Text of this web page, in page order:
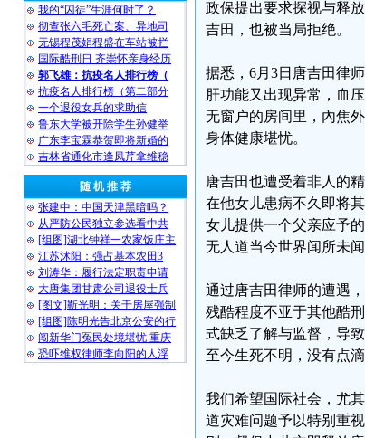
我的“囚徒”生涯何时了？
彻查张六毛死亡案、异地司
无锡程茂娟程盛在车站被拦
国际酷刑日 齐崇怀亲身经历
郭飞雄：抗疫名人排行榜（
抗疫名人排行榜（第二部分
一个退役女兵的求助信
鲁东大学被开除学生孙健举
广东李宝霖恭贺即将新婚的
吉林省通化市逢凤芹拿维稳
随 机 推 荐
张建中：中国天津黑暗吗？
从严防公民独立参选看中共
[组图]湖北钟祥一农家饭庄主
江苏沭阳：强占基本农田3
刘涛华：履行法定职责申请
大唐集团甘肃公司退役士兵
[图文]靳光明：关于房屋强制
[组图]陈明光告北京公安的行
闯新华门冤民处境堪忧 重庆
恐吓维权律师李向阳的人浮
政保提出要求探视与释
吉田，也被当局拒绝。
据悉，6月3日唐吉田律
肝功能又出现异常，血
无窗户的房间里，內焦
身体健康堪忧。
唐吉田也遭受着非人的
在他女儿患病不久即将
女儿提供一个父亲应予
无人道当今世界闻所未闻
通过唐吉田律师的遭遇
残酷程度不亚于其他酷
式缺乏了解与监督，导
至今生死不明，没有点
我们希望国际社会，尤
道灾难问题予以特别重